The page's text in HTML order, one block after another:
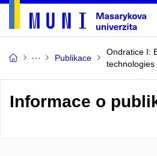
Publikace
Ondratice I:
technologies
Informace o